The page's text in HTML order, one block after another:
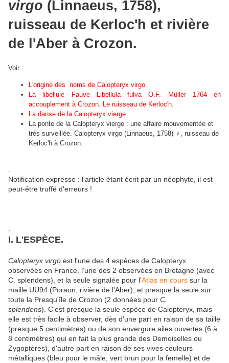
virgo (Linnaeus, 1758),
ruisseau de Kerloc'h et rivière
de l'Aber à Crozon.
Voir :
L'origine des noms de Calopteryx virgo.
La libellule Fauve
Libellula fulvaO.F. Müller 1764 en
accouplement à Crozon. Le ruisseau de Kerloc'h.
La danse de la Calopteryx vierge.
La ponte de la Calopteryx vierge : une affaire mouvementée et
très surveillée. Calopteryx virgo (Linnaeus, 1758) ♀, ruisseau de
Kerloc'h à Crozon.
Notification expresse : l'article étant écrit par un néophyte, il est
peut-être truffé d'erreurs !
I. L'ESPÈCE.
Calopteryx virgo est l'une des 4 espèces de Calopteryx
observées en France, l'une des 2 observées en Bretagne (avec
C. splendens), et la seule signalée pour l'Atlas en cours sur la
maille UU94 (Poraon, rivière de l'Aber), et presque la seule sur
toute la Presqu'île de Crozon (2 données pour C.
splendens). C'est presque la seule espèce de Calopteryx, mais
elle est très facile à observer, dès d'une part en raison de sa taille
(presque 5 centimètres) ou de son envergure ailes ouvertes (6 à
8 centimètres) qui en fait la plus grande des Demoiselles ou
Zygoptères), d'autre part en raison de ses vives couleurs
métalliques (bleu pour le mâle, vert brun pour la femelle) et de